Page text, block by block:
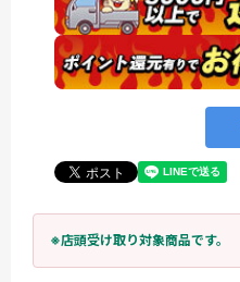
※店頭受け取り対象商品です。